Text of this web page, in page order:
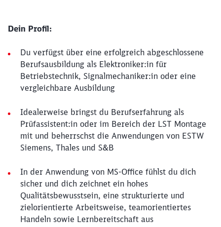
Dein Profil:
Du verfügst über eine erfolgreich abgeschlossene
Berufsausbildung als Elektroniker:in für
Betriebstechnik, Signalmechaniker:in oder eine
vergleichbare Ausbildung
Idealerweise bringst du Berufserfahrung als
Prüfassistent:in oder im Bereich der LST Montage
mit und beherrschst die Anwendungen von ESTW
Siemens, Thales und S&B
In der Anwendung von MS-Office fühlst du dich
sicher und dich zeichnet ein hohes
Qualitätsbewusstsein, eine strukturierte und
zielorientierte Arbeitsweise, teamorientiertes
Handeln sowie Lernbereitschaft aus